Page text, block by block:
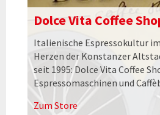
Dolce Vita Coffee
Italienische Espressokultur im
Herzen der Konstanzer
seit 1995: Dolce Vita Coffee
Espressomaschinen und
Zum Store